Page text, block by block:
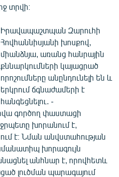
տրվի։
Իրավապաշտպան Զարուհի
Հովհաննիսյանի խոսքով,
միանձնյա, առանց հանրային
քննարկումների կայացրած
որոշումները անընդունելի են և
երկրում ճգնաժամերի է
հանգեցնելու․ -
գործող փաստացի
խորանում է,
է։ Նման անվստահության
խորագույն
անհնար է, որովհետև
լուծման պարագայում